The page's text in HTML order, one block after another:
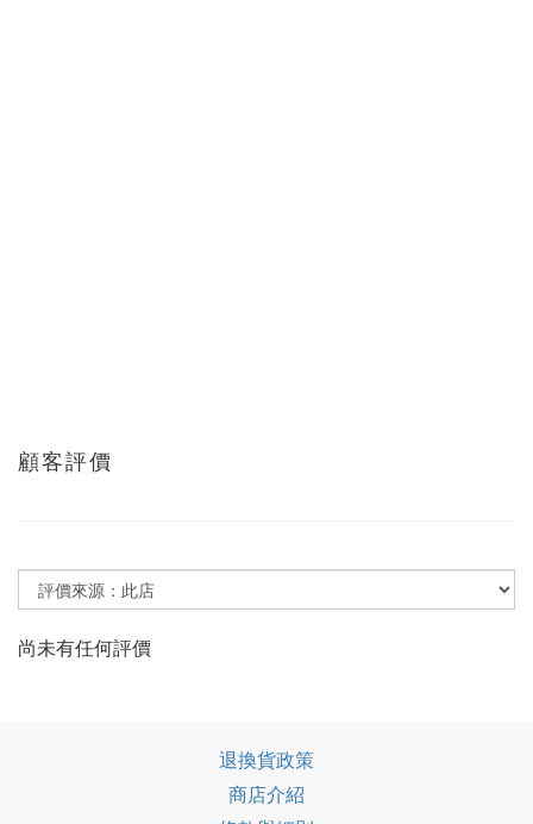
顧客評價
尚未有任何評價
退換貨政策
商店介紹